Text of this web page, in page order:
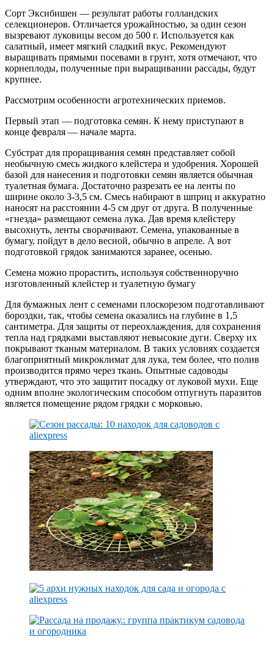
Сорт Эксибишен — результат работы голландских
селекционеров. Отличается урожайностью, за один сезон
вызревают луковицы весом до 500 г. Используется как
салатный, имеет мягкий сладкий вкус. Рекомендуют
выращивать прямыми посевами в грунт, хотя отмечают, что
корнеплоды, полученные при выращивании рассады, будут
крупнее.
Рассмотрим особенности агротехнических приемов.
Первый этап — подготовка семян. К нему приступают в
конце февраля — начале марта.
Субстрат для проращивания семян представляет собой
необычную смесь жидкого клейстера и удобрения. Хорошей
базой для нанесения и подготовки семян является обычная
туалетная бумага. Достаточно разрезать ее на ленты по
ширине около 3-3,5 см. Смесь набирают в шприц и аккуратно
наносят на расстоянии 4-5 см друг от друга. В полученные
«гнезда» размещают семена лука. Дав время клейстеру
высохнуть, ленты сворачивают. Семена, упакованные в
бумагу, пойдут в дело весной, обычно в апреле. А вот
подготовкой грядок занимаются заранее, осенью.
Семена можно прорастить, используя собственноручно
изготовленный клейстер и туалетную бумагу
Для бумажных лент с семенами плоскорезом подготавливают
бороздки, так, чтобы семена оказались на глубине в 1,5
сантиметра. Для защиты от переохлаждения, для сохранения
тепла над грядками выставляют невысокие дуги. Сверху их
покрывают тканым материалом. В таких условиях создается
благоприятный микроклимат для лука, тем более, что полив
производится прямо через ткань. Опытные садоводы
утверждают, что это защитит посадку от луковой мухи. Еще
одним вполне экологическим способом отпугнуть паразитов
является помещение рядом грядки с морковью.